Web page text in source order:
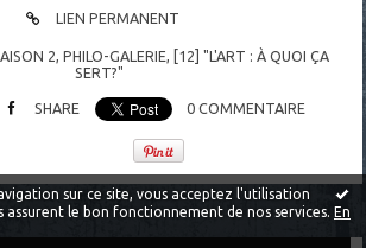
sur ce site, vous acceptez l'utilisation
assurent le bon fonctionnement de nos services. En
LIEN PERMANENT
2, PHILO-GALERIE,
[12] "L'ART : À QUOI ÇA
SERT?"
SHARE 0 COMMENTAIRE